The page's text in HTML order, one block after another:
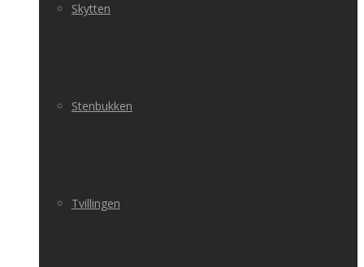
Skytten
Stenbukken
Tvillingen